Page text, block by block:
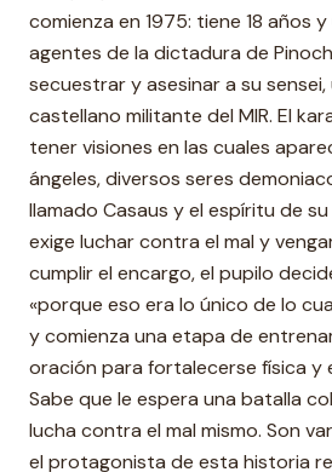
comienza en 1975: tiene 18 años
agentes de la dictadura de
secuestrar y asesinar a su
castellano militante del MIR. El
tener visiones en las cuales
ángeles, diversos seres
llamado Casaus y el espíritu de su
exige luchar contra el mal y
cumplir el encargo, el pupilo
«porque eso era lo único de lo
y comienza una etapa de
oración para fortalecerse física y
Sabe que le espera una batalla
lucha contra el mal mismo. Son
el protagonista de esta historia